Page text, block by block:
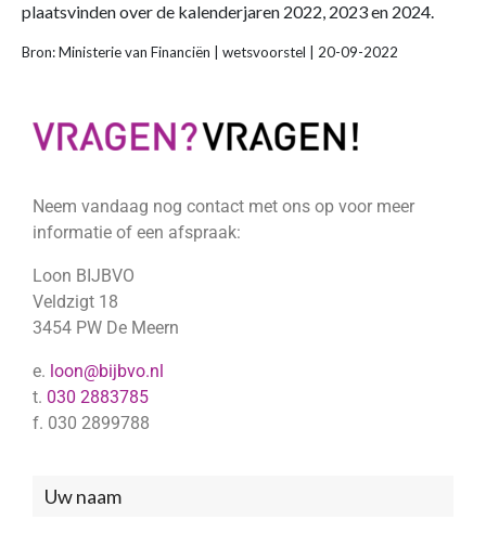
plaatsvinden over de kalenderjaren 2022, 2023 en 2024.
Bron: Ministerie van Financiën | wetsvoorstel | 20-09-2022
Neem vandaag nog contact met ons op voor meer
informatie of een afspraak:
Loon BIJBVO
Veldzigt 18
3454 PW De Meern
e. loon@bijbvo.nl
t. 030 2883785
f. 030 2899788
Neem